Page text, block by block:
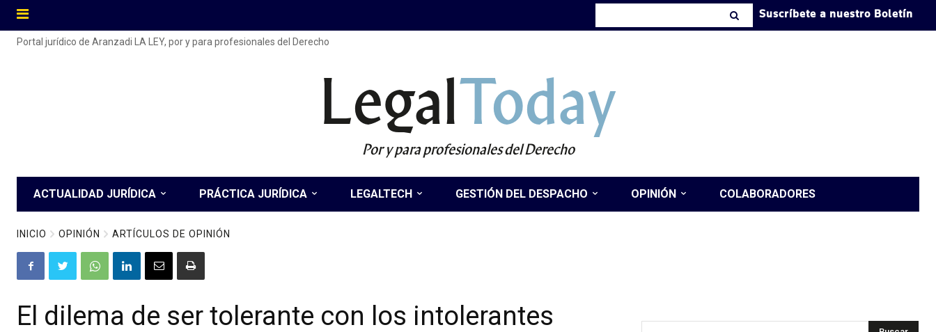
Suscríbete a nuestro Boletín
Portal jurídico de Aranzadi LA LEY, por y para profesionales del Derecho
LegalToday
Por y para profesionales del Derecho
ACTUALIDAD JURÍDICA PRÁCTICA JURÍDICA LEGALTECH GESTIÓN DEL DESPACHO OPINIÓN COLABORADORES
INICIO OPINIÓN ARTÍCULOS DE OPINIÓN
El dilema de ser tolerante con los intolerantes